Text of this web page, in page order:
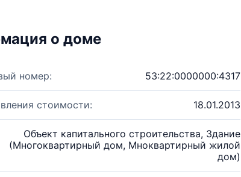
о доме
номер: 53:22:0000000:4317
стоимости: 18.01.2013
Объект капитального строительства, Здание
(Многоквартирный дом, Мноквартирный жилой
дом)